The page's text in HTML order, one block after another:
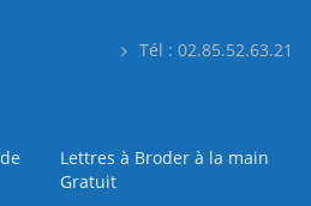
Tél : 02.85.52.63.21
Lettres à Broder à la main
Gratuit